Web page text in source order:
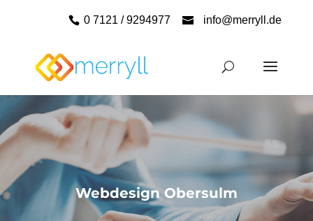
0 7121 / 9294977 info@merryll.de
Webdesign Obersulm